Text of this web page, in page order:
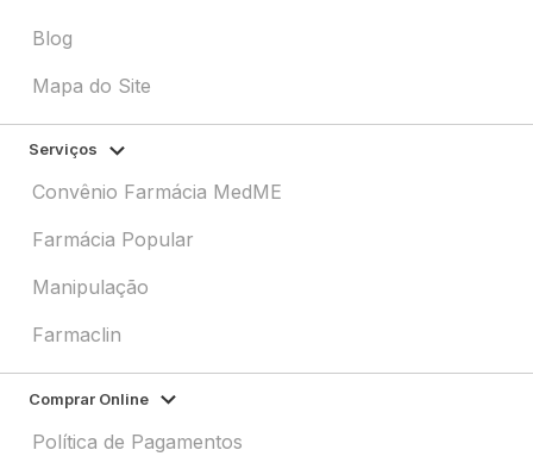
Blog
Mapa do Site
Serviços
Convênio Farmácia MedME
Farmácia Popular
Manipulação
Farmaclin
Comprar Online
Política de Pagamentos